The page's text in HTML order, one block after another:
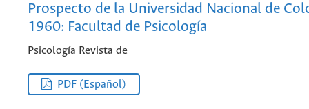
Prospecto de la Universidad Nacional de
1960: Facultad de Psicología
Psicología Revista de
PDF (Español)